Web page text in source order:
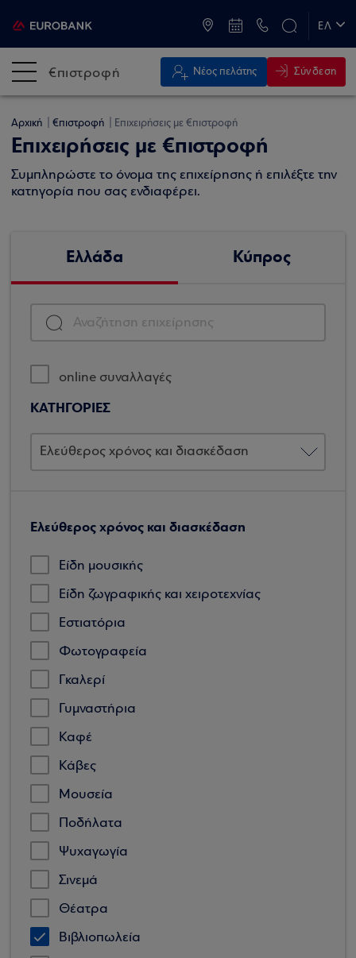
ΕΛ
€πιστροφή Νέος πελάτης Σύνδεση
Αρχική €πιστροφή Επιχειρήσεις με €πιστροφή
Επιχειρήσεις με €πιστροφή
Συμπληρώστε το όνομα της επιχείρησης ή επιλέξτε την
κατηγορία που σας ενδιαφέρει.
Ελλάδα Κύπρος
ΚΑΤΗΓΟΡΙΕΣ
online συναλλαγές
Ελεύθερος χρόνος και διασκέδαση
Είδη μουσικής
Είδη ζωγραφικής και χειροτεχνίας
Εστιατόρια
Φωτογραφεία
Γκαλερί
Γυμναστήρια
Καφέ
Κάβες
Μουσεία
Ποδήλατα
Ψυχαγωγία
Σινεμά
Θέατρα
Βιβλιοπωλεία